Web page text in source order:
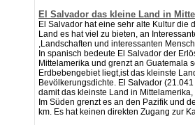
El Salvador das kleine Land in
El Salvador hat eine sehr alte Kultur die
Land es hat viel zu bieten, an
,Landschaften und interessanten
In spanisch bedeute El Salvador der
Mittelamerika und grenzt an Guatemala
Erdbebengebiet liegt,ist das kleinste
Bevölkerungsdichte. El Salvador
damit das kleinste Land in
Im Süden grenzt es an den Pazifik und
km. Es hat keinen direkten Zugang zur